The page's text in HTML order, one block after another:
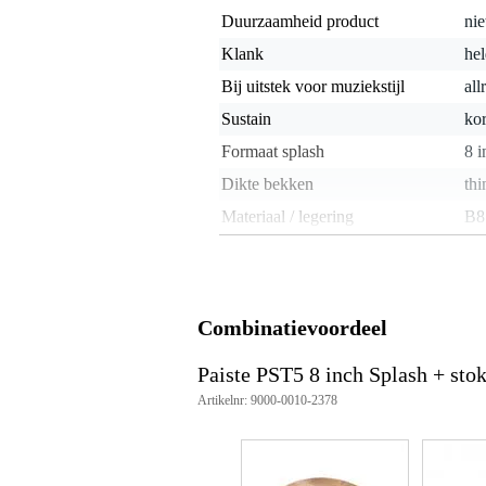
Duurzaamheid product
Klank
Bij uitstek voor muziekstijl
Sustain
Formaat splash
8
Dikte bekken
Materiaal / legering
Gewicht en afmetingen inclusief verpakking
Gewicht(incl. verpakking)
Afmeting(incl. verpakking)
Paiste splash bekken
Combinatievoordeel
Paiste PST5 8 inch Splash +
Artikelnr: 9000-0010-2378